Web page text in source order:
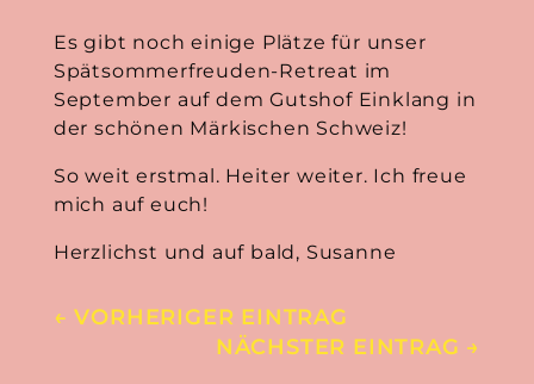
Es gibt noch einige Plätze für unser
Spätsommerfreuden-Retreat im
September auf dem Gutshof Einklang in
der schönen Märkischen Schweiz!
So weit erstmal. Heiter weiter. Ich freue
mich auf euch!
Herzlichst und auf bald, Susanne
←VORHERIGER EINTRAG
NÄCHSTER EINTRAG →